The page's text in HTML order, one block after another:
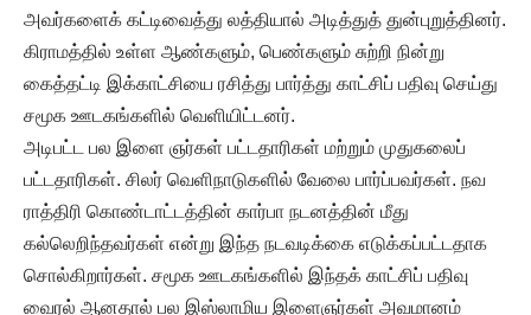
அவர்களைக் கட்டிவைத்து லத்தியால் அடித்துத் துன்புறுத்தினர்.
கிராமத்தில் உள்ள ஆண்களும், பெண்களும் சுற்றி நின்று
கைத்தட்டி இக்காட்சியை ரசித்து பார்த்து காட்சிப் பதிவு செய்து
சமூக ஊடகங்களில் வெளியிட்டனர்.
அடிபட்ட பல இளை ஞர்கள் பட்டதாரிகள் மற்றும் முதுகலைப்
பட்டதாரிகள். சிலர் வெளிநாடுகளில் வேலை பார்ப்பவர்கள். நவ
ராத்திரி கொண்டாட்டத்தின் கார்பா நடனத்தின் மீது
கல்லெறிந்தவர்கள் என்று இந்த நடவடிக்கை எடுக்கப்பட்டதாக
சொல்கிறார்கள். சமூக ஊடகங்களில் இந்தக் காட்சிப் பதிவு
வைரல் ஆனதால் பல இஸ்லாமிய இளைஞர்கள் அவமானம்